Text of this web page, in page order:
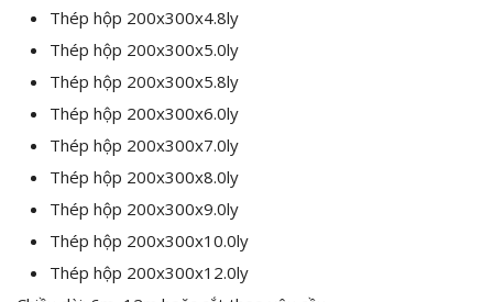
Thép hộp 200x300x4.8ly
Thép hộp 200x300x5.0ly
Thép hộp 200x300x5.8ly
Thép hộp 200x300x6.0ly
Thép hộp 200x300x7.0ly
Thép hộp 200x300x8.0ly
Thép hộp 200x300x9.0ly
Thép hộp 200x300x10.0ly
Thép hộp 200x300x12.0ly